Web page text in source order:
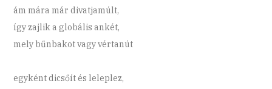
ám mára már divatjamúlt,
így zajlik a globális ankét,
mely bűnbakot vagy vértanút
egyként dicsőít és leleplez,